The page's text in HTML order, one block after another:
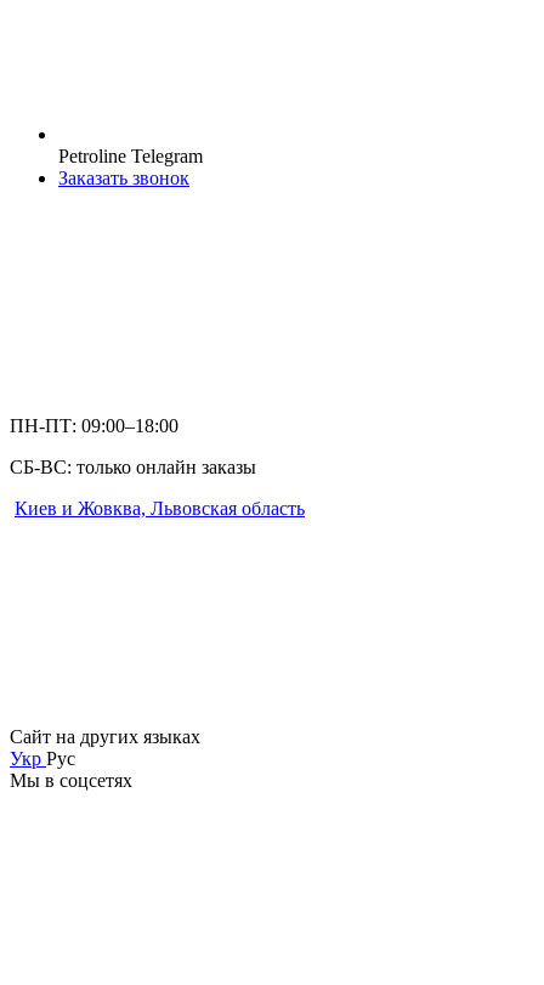
Petroline Telegram
Заказать звонок
ПН-ПТ: 09:00–18:00
СБ-ВС: только онлайн заказы
Киев и Жовква, Львовская область
Сайт на других языках
Укр Рус
Мы в соцсетях